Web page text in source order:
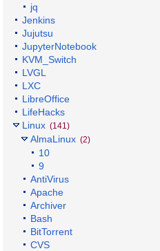
jq
Jenkins
Jujutsu
JupyterNotebook
KVM_Switch
LVGL
LXC
LibreOffice
LifeHacks
Linux (141)
AlmaLinux (2)
10
9
AntiVirus
Apache
Archiver
Bash
BitTorrent
CVS